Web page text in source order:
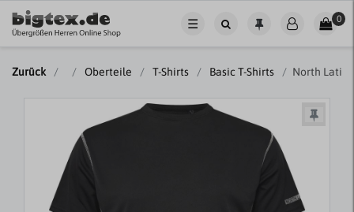
☰ 0
Zurück Oberteile T-Shirts Basic T-Shirts North